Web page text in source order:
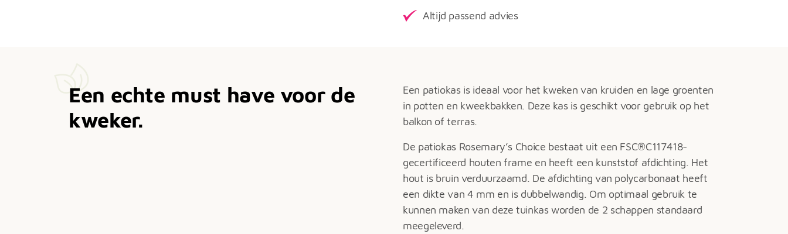
Altijd passend advies
Een echte must have voor de
kweker.
Een patiokas is ideaal voor het kweken van kruiden en lage groenten
in potten en kweekbakken. Deze kas is geschikt voor gebruik op het
balkon of terras.
De patiokas Rosemary’s Choice bestaat uit een FSC®C117418-
gecertificeerd houten frame en heeft een kunststof afdichting. Het
hout is bruin verduurzaamd. De afdichting van polycarbonaat heeft
een dikte van 4 mm en is dubbelwandig. Om optimaal gebruik te
kunnen maken van deze tuinkas worden de 2 schappen standaard
meegeleverd.